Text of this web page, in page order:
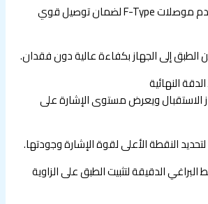
علاوة على ذلك، يستخدم موصلات F-Type لضمان توصيل قوي
الطبق إلى الجهاز بكفاءة عالية دون فقدان.
الاستقبال ويعرض مستوى الإشارة على
لتحديد النقطة الأعلى لقوة الإشارة وجودتها.
البراغي الدقيقة لتثبيت الطبق على الزاوية